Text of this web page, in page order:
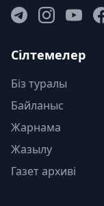
Сілтемелер
Біз туралы
Байланыс
Жарнама
Жазылу
Газет архиві